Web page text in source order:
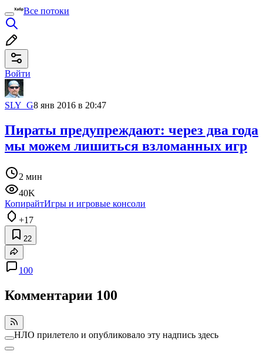
Все потоки
Войти
SLY_G8 янв 2016 в 20:47
Пираты предупреждают: через два года
мы можем лишиться взломанных игр
2 мин
40K
КопирайтИгры и игровые консоли
+17
22
100
Комментарии 100
НЛО прилетело и опубликовало эту надпись здесь